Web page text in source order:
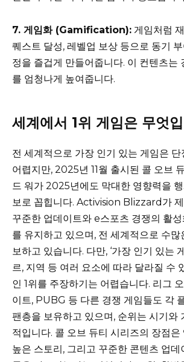
7. 게임화 (Gamification): 게임처럼
퀘스트 달성, 레벨업 보상 등으로 동기
정을 즐겁게 만들어줍니다. 이 컨텐츠는
를 엄청나게 높여줍니다.
세계에서 1위 게임은 무엇
전 세계적으로 가장 인기 있는 게임은
어렵지만, 2025년 11월 출시된 콜 오브
드 워가 2025년에도 막대한 영향력을
보로 꼽힙니다. Activision Blizzard가
꾸준한 업데이트와 e스포츠 경쟁의 활
를 유지하고 있으며, 전 세계적으로 수
보하고 있습니다. 다만, ‘가장 인기 있는
르, 지역 등 여러 요소에 따라 달라질 수
인 1위를 주장하기는 어렵습니다. 리그
이트, PUBG 등 다른 경쟁 게임들도 각
팬층을 보유하고 있으며, 순위는 시기와
적입니다. 콜 오브 듀티 시리즈의 장점은
높은 스토리, 그리고 꾸준한 콘텐츠 업데